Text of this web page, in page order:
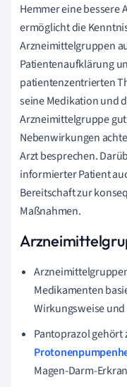
Hemmer eine bessere
ermöglicht die
Arzneimittelgruppen
Patientenaufklärung
patientenzentrierten
seine Medikation und
Arzneimittelgruppe
Nebenwirkungen
Arzt besprechen.
informierter Patient
Bereitschaft zur
Maßnahmen.
Medikamenten
Wirkungsweise
Pantoprazol
Magen-Darm-